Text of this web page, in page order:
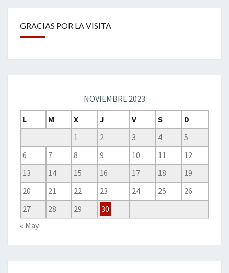
GRACIAS POR LA VISITA
NOVIEMBRE 2023
L
M X J V S
D
1
2 3 4
5
6
7 8 9 10 11
12
13
14 15 16 17 18
19
20
21 22 23 24 25
26
27
28 29
30
« May